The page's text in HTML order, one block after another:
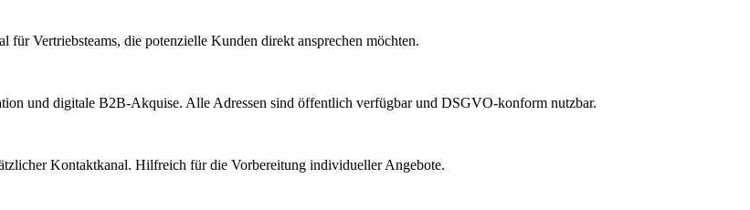
Vertriebsteams, die potenzielle Kunden direkt ansprechen möchten.
und digitale B2B-Akquise. Alle Adressen sind öffentlich verfügbar und DSGVO-konform nutzbar.
Kontaktkanal. Hilfreich für die Vorbereitung individueller Angebote.